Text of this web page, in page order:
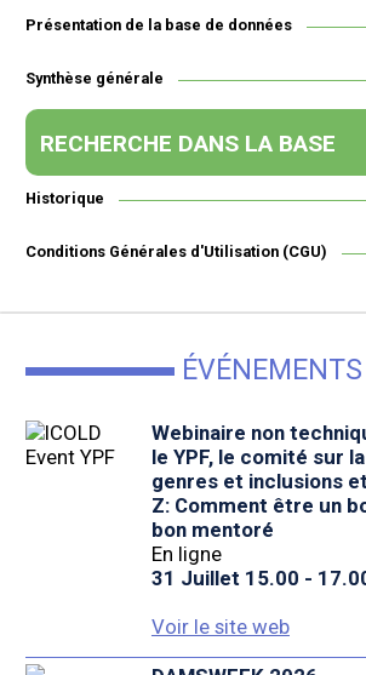
Présentation de la base de données
Synthèse générale
RECHERCHE DANS LA BASE
Historique
Conditions Générales d'Utilisation (CGU)
ÉVÉNEMENTS
Webinaire non
le YPF, le comité sur
genres et inclusions
Z: Comment être un
bon mentoré
En ligne
31 Juillet 15.00 -
Voir le site web